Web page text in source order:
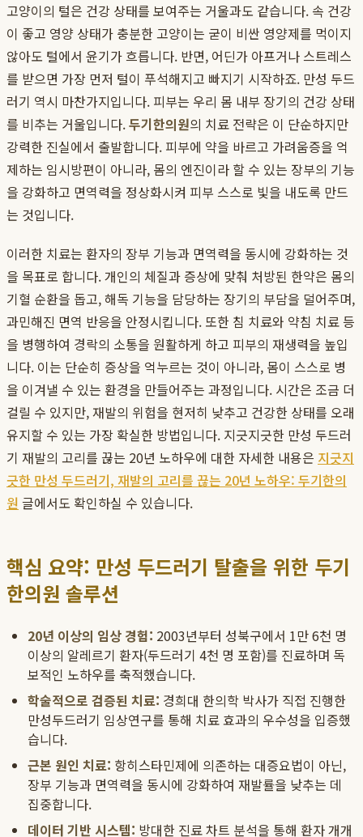
고양이의 털은 건강 상태를 보여주는 거울과도 같습니다. 속 건강
이 좋고 영양 상태가 충분한 고양이는 굳이 비싼 영양제를 먹이지
않아도 털에서 윤기가 흐릅니다. 반면, 어딘가 아프거나 스트레스
를 받으면 가장 먼저 털이 푸석해지고 빠지기 시작하죠. 만성 두드
러기 역시 마찬가지입니다. 피부는 우리 몸 내부 장기의 건강 상태
를 비추는 거울입니다.두기한의원의 치료 전략은 이 단순하지만
강력한 진실에서 출발합니다. 피부에 약을 바르고 가려움증을 억
제하는 임시방편이 아니라, 몸의 엔진이라 할 수 있는 장부의 기능
을 강화하고 면역력을 정상화시켜 피부 스스로 빛을 내도록 만드
는 것입니다.
이러한 치료는 환자의 장부 기능과 면역력을 동시에 강화하는 것
을 목표로 합니다. 개인의 체질과 증상에 맞춰 처방된 한약은 몸의
기혈 순환을 돕고, 해독 기능을 담당하는 장기의 부담을 덜어주며,
과민해진 면역 반응을 안정시킵니다. 또한 침 치료와 약침 치료 등
을 병행하여 경락의 소통을 원활하게 하고 피부의 재생력을 높입
니다. 이는 단순히 증상을 억누르는 것이 아니라, 몸이 스스로 병
을 이겨낼 수 있는 환경을 만들어주는 과정입니다. 시간은 조금 더
걸릴 수 있지만, 재발의 위험을 현저히 낮추고 건강한 상태를 오래
유지할 수 있는 가장 확실한 방법입니다. 지긋지긋한 만성 두드러
기 재발의 고리를 끊는 20년 노하우에 대한 자세한 내용은 지긋지
긋한 만성 두드러기, 재발의 고리를 끊는 20년 노하우: 두기한의
원 글에서도 확인하실 수 있습니다.
핵심 요약: 만성 두드러기 탈출을 위한 두기
한의원 솔루션
20년 이상의 임상 경험: 2003년부터 성북구에서 1만 6천 명
이상의 알레르기 환자(두드러기 4천 명 포함)를 진료하며 독
보적인 노하우를 축적했습니다.
학술적으로 검증된 치료: 경희대 한의학 박사가 직접 진행한
만성두드러기 임상연구를 통해 치료 효과의 우수성을 입증했
습니다.
근본 원인 치료: 항히스타민제에 의존하는 대증요법이 아닌,
장부 기능과 면역력을 동시에 강화하여 재발률을 낮추는 데
집중합니다.
데이터 기반 시스템: 방대한 진료 차트 분석을 통해 환자 개개